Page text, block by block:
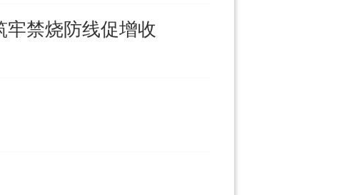
牢禁烧防线促增收